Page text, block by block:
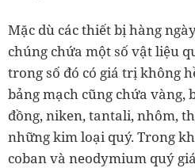
Mặc dù các thiết bị hàng
chúng chứa một số vật liệu
trong số đó có giá trị không
bảng mạch cũng chứa vàng,
đồng, niken, tantali, nhôm,
những kim loại quý. Trong
coban và neodymium quý